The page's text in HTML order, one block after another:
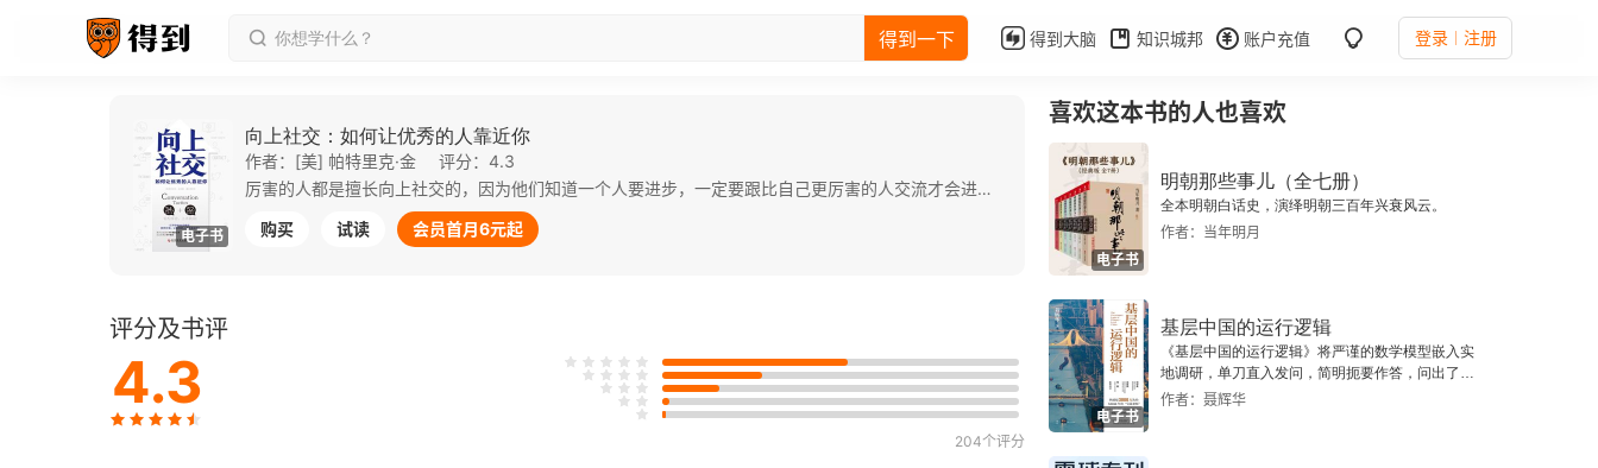
得到一下 得到大脑 知识城邦 账户充值 登录 注册
电子书
向上社交：如何让优秀的人靠近你
作者：[美] 帕特里克·金
评分：4.3
厉害的人都是擅长向上社交的，因为他们知道一个人要进步，一定要跟比自己更厉害的人交流才会进步。那么，如何去结识这些比自己更厉害的人呢？ 首先，让心理和生理都提前进入社交状态，准备好“谈话简历”和“备用故事”，帮你从容开场，变得机智又有魅力。 其次，寻找和优秀的人的相似之处，比如共同的兴趣、话题，可以令对方迅速打开心扉，拉近距离。回答对方的问题时不要只说一两个字，学会用一个故事来表达，能让对方产生更多参与感。你还可以通过询问一些对方无法拒绝的问题引导对方加入你的谈话。 最后，能帮助别人的感觉很好，但也要学会说“不”来保护自己的时间和领地。如果不得已发生冲突，要将情绪问题和情境问题分开处理。这有助于我们进行一场成熟的对话。
购买
试读 会员首月6元起
评分及书评
4.3
204个评分
喜欢这本书的人也喜欢
电子书
明朝那些事儿（全七册）
全本明朝白话史，演绎明朝三百年兴衰风云。
作者：当年明月
电子书
基层中国的运行逻辑
《基层中国的运行逻辑》将严谨的数学模型嵌入实
地调研，单刀直入发问，简明扼要作答，问出了一
个真实切近的基层中国。
作者：聂辉华